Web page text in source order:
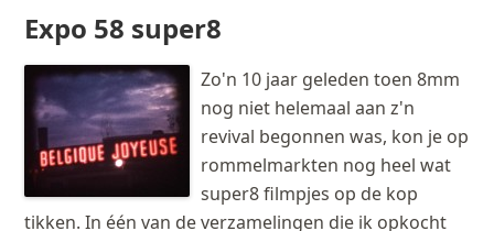
Expo 58 super8
Zo'n 10 jaar geleden toen 8mm
nog niet helemaal aan z'n
revival begonnen was, kon je op
rommelmarkten nog heel wat
super8 filmpjes op de kop
tikken. In één van de verzamelingen die ik opkocht